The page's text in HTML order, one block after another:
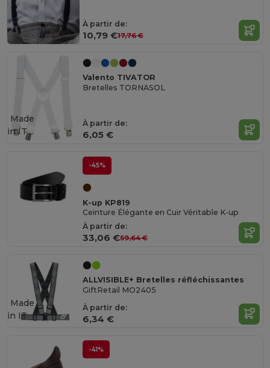
À partir de:
10,79 €17,76 €
Valento TIVATOR
Bretelles TORNASOL
À partir de:
6,05 €
Made
in IT
-45%
K-up KP819
Ceinture Élégante en Cuir Véritable K-up
À partir de:
33,06 €59,64 €
ALLVISIBLE+ Bretelles réfléchissantes
GiftRetail MO2405
À partir de:
6,34 €
Made
in IT
-41%